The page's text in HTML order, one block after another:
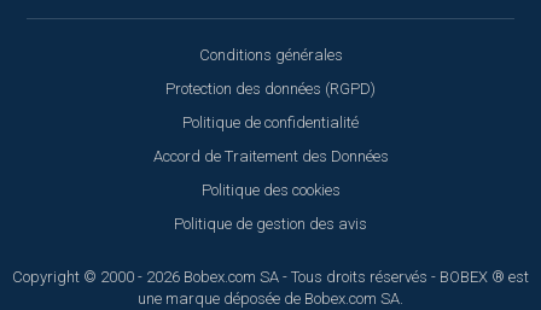
Conditions générales
Protection des données (RGPD)
Politique de confidentialité
Accord de Traitement des Données
Politique des cookies
Politique de gestion des avis
Copyright © 2000 - 2026 Bobex.com SA - Tous droits réservés - BOBEX ® est
une marque déposée de Bobex.com SA.